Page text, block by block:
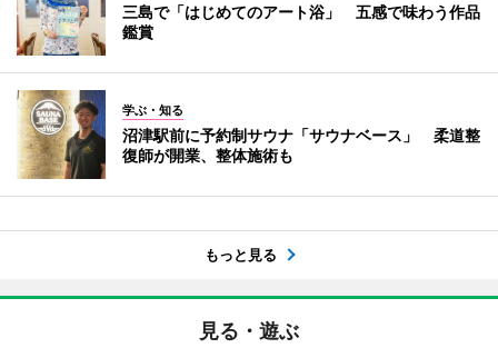
三島で「はじめてのアート浴」 五感で味わう作品
鑑賞
学ぶ・知る
沼津駅前に予約制サウナ「サウナベース」 柔道整
復師が開業、整体施術も
もっと見る
見る・遊ぶ